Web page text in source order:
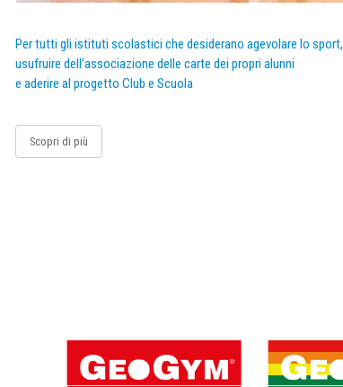
Per tutti gli istituti scolastici che desiderano agevolare lo sport,
usufruire dell’associazione delle carte dei propri alunni
e aderire al progetto Club e Scuola
Scopri di più